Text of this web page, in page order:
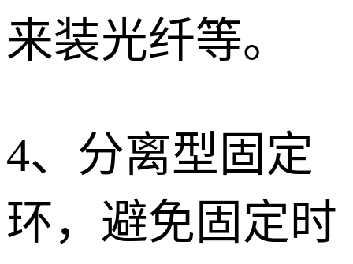
来装光纤等。
4、 分离型固定
环，避免固定时